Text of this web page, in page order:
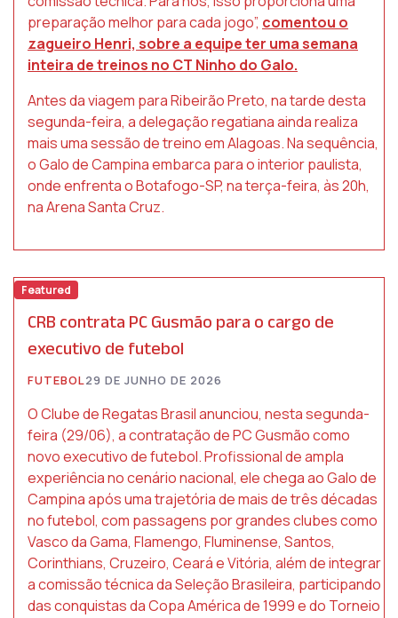
preparação melhor para cada jogo”, comentou o
zagueiro Henri, sobre a equipe ter uma semana
inteira de treinos no CT Ninho do Galo.
Antes da viagem para Ribeirão Preto, na tarde desta
segunda-feira, a delegação regatiana ainda realiza
mais uma sessão de treino em Alagoas. Na sequência,
o Galo de Campina embarca para o interior paulista,
onde enfrenta o Botafogo-SP, na terça-feira, às 20h,
na Arena Santa Cruz.
Featured
CRB contrata PC Gusmão para o cargo de
executivo de futebol
FUTEBOL29 DE JUNHO DE 2026
O Clube de Regatas Brasil anunciou, nesta segunda-
feira (29/06), a contratação de PC Gusmão como
novo executivo de futebol. Profissional de ampla
experiência no cenário nacional, ele chega ao Galo de
Campina após uma trajetória de mais de três décadas
no futebol, com passagens por grandes clubes como
Vasco da Gama, Flamengo, Fluminense, Santos,
Corinthians, Cruzeiro, Ceará e Vitória, além de integrar
a comissão técnica da Seleção Brasileira, participando
das conquistas da Copa América de 1999 e do Torneio